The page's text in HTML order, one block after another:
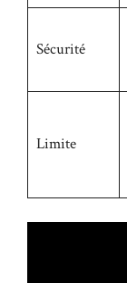
Sécurité
Limite